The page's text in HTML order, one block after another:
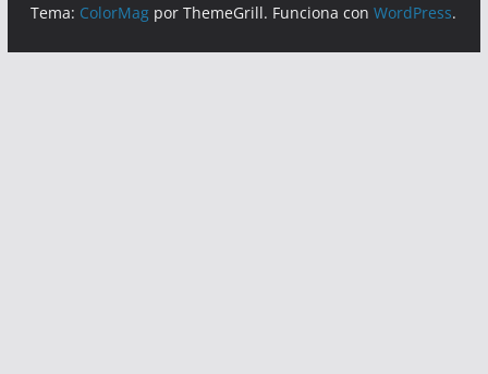
Tema: ColorMag por ThemeGrill. Funciona conWordPress.